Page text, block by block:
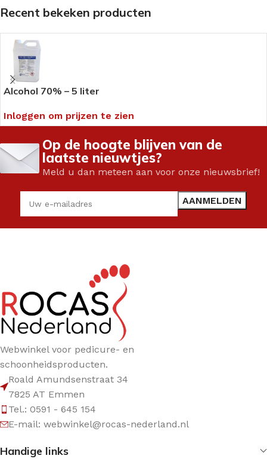
Recent bekeken producten
Alcohol 70% – 5 liter
Inloggen om prijzen te zien
Op de hoogte blijven van de
laatste nieuwtjes?
Meld u dan meteen aan voor onze nieuwsbrief!
Webwinkel voor pedicure- en
schoonheidsproducten.
Roald Amundsenstraat 34
7825 AT Emmen
Tel.: 0591 - 645 154
E-mail: webwinkel@rocas-nederland.nl
Handige links